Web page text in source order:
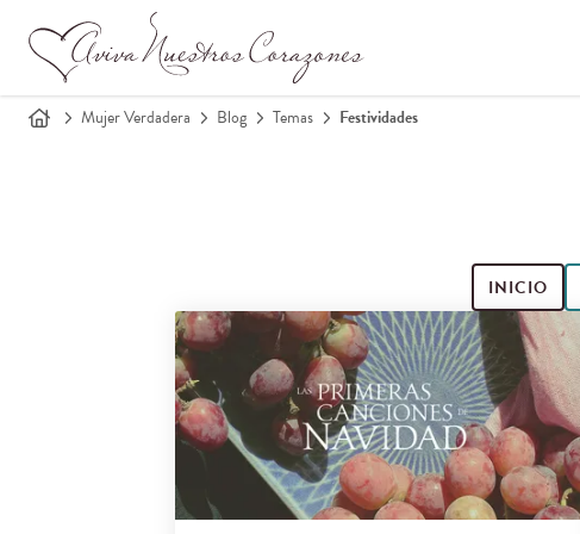
Mujer Verdadera Blog Temas Festividades
INICIO
Buscar entradas de blog